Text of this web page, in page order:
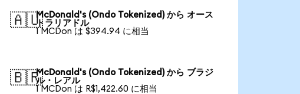
🇦🇺McDonald's (Ondo Tokenized) から オース
トラリアドル
1 MCDon は $394.94 に相当
🇧🇷McDonald's (Ondo Tokenized) から ブラジ
ル・レアル
1 MCDon は R$1,422.60 に相当